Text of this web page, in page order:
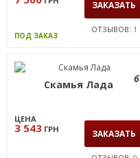
ЗАКАЗАТЬ
ПОД ЗАКАЗ
ОТЗЫВОВ: 1
6
Скамья Лада
ЦЕНА
3 543 ГРН ЗАКАЗАТЬ